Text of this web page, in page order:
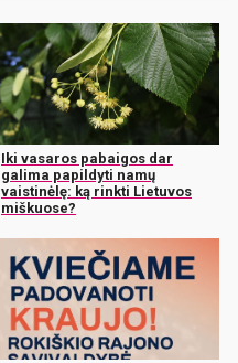
Iki vasaros pabaigos dar
galima papildyti namų
vaistinėlę: ką rinkti Lietuvos
miškuose?